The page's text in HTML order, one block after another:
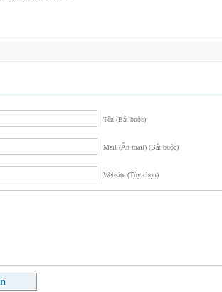
Tên (Bắt buộc)
Mail (Ẩn mail) (Bắt buộc)
Website (Tùy chọn)